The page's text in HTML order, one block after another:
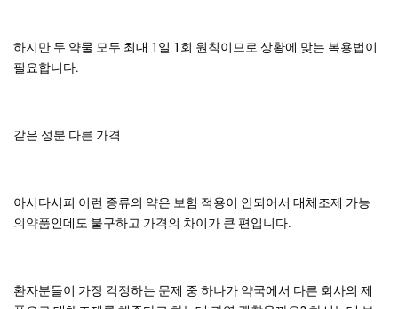
하지만 두 약물 모두 최대 1일 1회 원칙이므로 상황에 맞는 복용법이
필요합니다.
같은 성분 다른 가격
아시다시피 이런 종류의 약은 보험 적용이 안되어서 대체조제 가능
의약품인데도 불구하고 가격의 차이가 큰 편입니다.
환자분들이 가장 걱정하는 문제 중 하나가 약국에서 다른 회사의 제